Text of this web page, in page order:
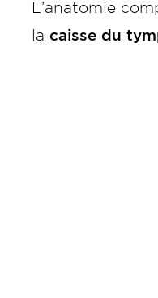
L’anatomie
la caisse du